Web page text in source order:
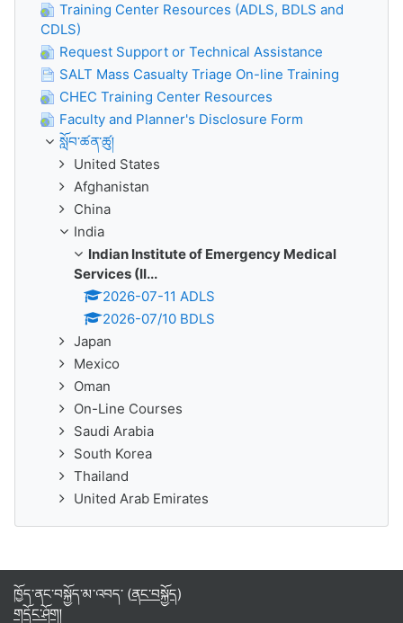
Training Center Resources (ADLS, BDLS and
CDLS)
Request Support or Technical Assistance
SALT Mass Casualty Triage On-line Training
CHEC Training Center Resources
Faculty and Planner's Disclosure Form
སློབ་ཚན་ཚུ།
United States
Afghanistan
China
India
Indian Institute of Emergency Medical
Services (II...
2026-07-11 ADLS
2026-07/10 BDLS
Japan
Mexico
Oman
On-Line Courses
Saudi Arabia
South Korea
Thailand
United Arab Emirates
ཁྱོད་ནང་བསྐྱོད་མ་འབད་ (ནང་བསྐྱོད)
གདོང་ཤོག།